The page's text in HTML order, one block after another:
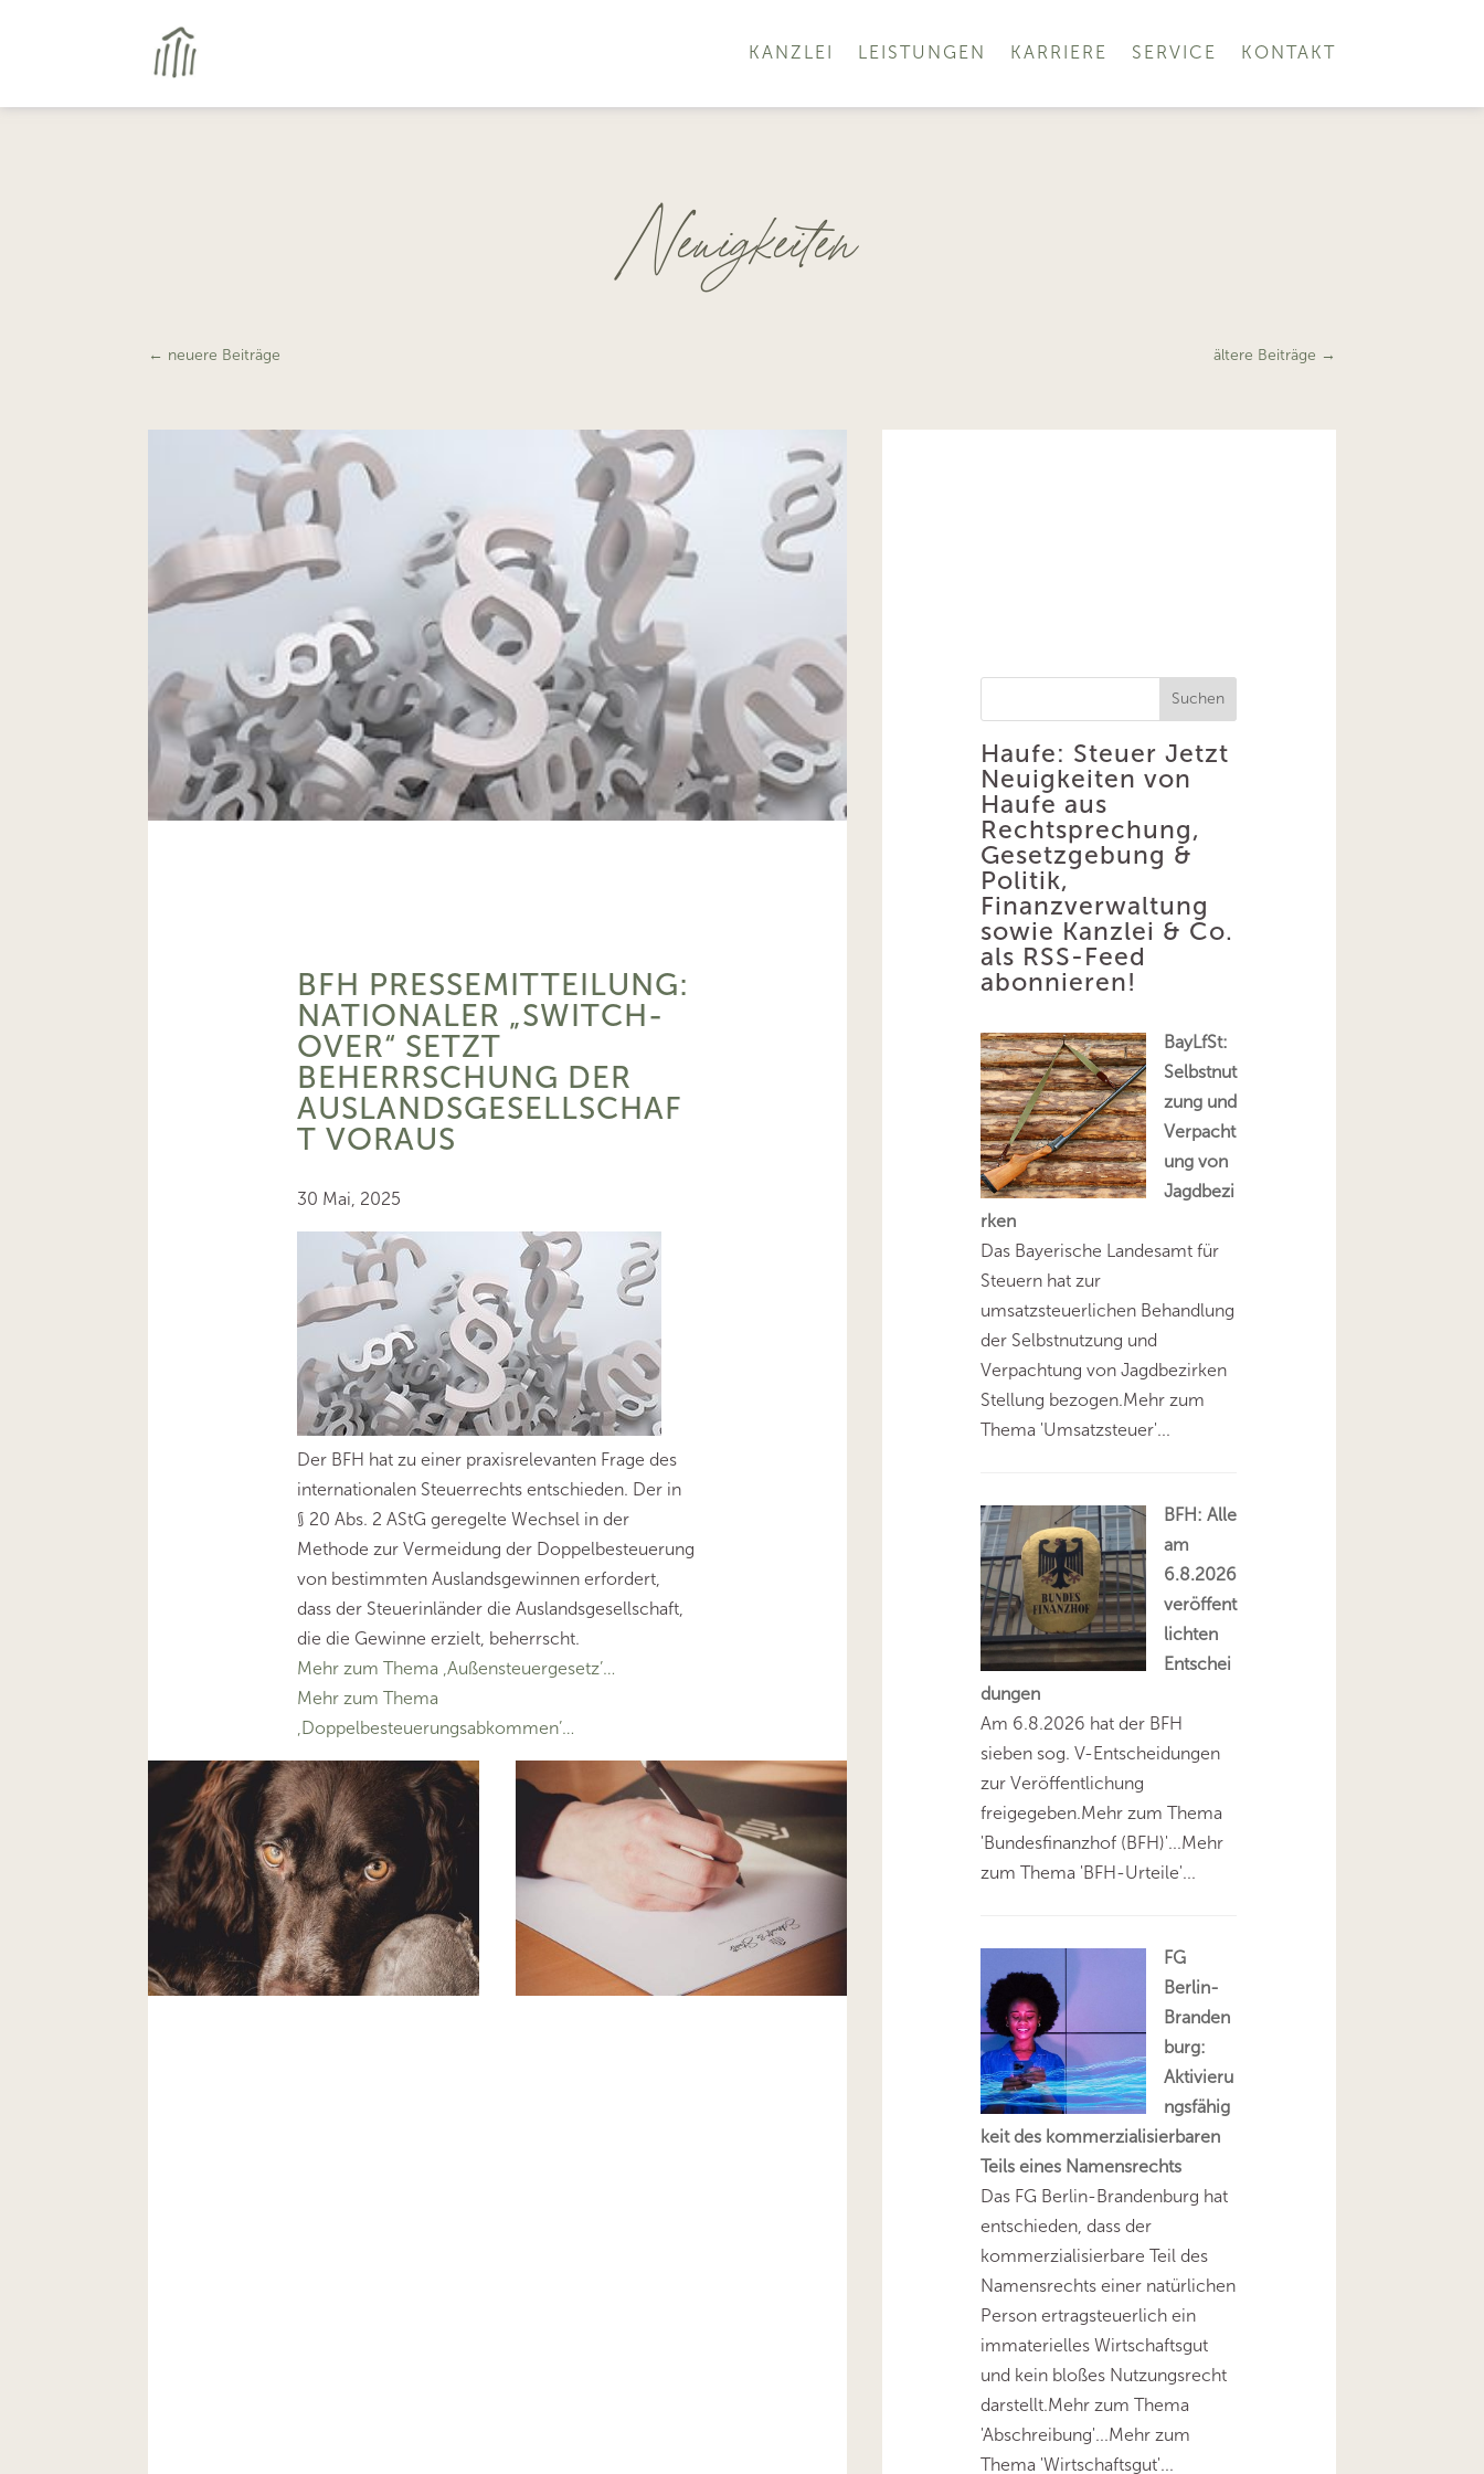
KANZLEI LEISTUNGEN KARRIERE SERVICE KONTAKT
Neuigkeiten
← neuere Beiträge ältere Beiträge →
BFH PRESSEMITTEILUNG:
NATIONALER „SWITCH-
OVER“ SETZT
BEHERRSCHUNG DER
AUSLANDSGESELLSCHAF
T VORAUS
30 Mai, 2025
Der BFH hat zu einer praxisrelevanten Frage des
internationalen Steuerrechts entschieden. Der in
§ 20 Abs. 2 AStG geregelte Wechsel in der
Methode zur Vermeidung der Doppelbesteuerung
von bestimmten Auslandsgewinnen erfordert,
dass der Steuerinländer die Auslandsgesellschaft,
die die Gewinne erzielt, beherrscht.
Mehr zum Thema ‚Außensteuergesetz’…
Mehr zum Thema
‚Doppelbesteuerungsabkommen’…
Suchen
Haufe: Steuer Jetzt
Neuigkeiten von
Haufe aus
Rechtsprechung,
Gesetzgebung &
Politik,
Finanzverwaltung
sowie Kanzlei & Co.
als RSS-Feed
abonnieren!
BayLfSt:
Selbstnut
zung und
Verpacht
ung von
Jagdbezi
rken
Das Bayerische Landesamt für
Steuern hat zur
umsatzsteuerlichen Behandlung
der Selbstnutzung und
Verpachtung von Jagdbezirken
Stellung bezogen.Mehr zum
Thema 'Umsatzsteuer'...
BFH: Alle
am
6.8.2026
veröffent
lichten
Entschei
dungen
Am 6.8.2026 hat der BFH
sieben sog. V-Entscheidungen
zur Veröffentlichung
freigegeben.Mehr zum Thema
'Bundesfinanzhof (BFH)'...Mehr
zum Thema 'BFH-Urteile'...
FG
Berlin-
Branden
burg:
Aktivieru
ngsfähig
keit des kommerzialisierbaren
Teils eines Namensrechts
Das FG Berlin-Brandenburg hat
entschieden, dass der
kommerzialisierbare Teil des
Namensrechts einer natürlichen
Person ertragsteuerlich ein
immaterielles Wirtschaftsgut
und kein bloßes Nutzungsrecht
darstellt.Mehr zum Thema
'Abschreibung'...Mehr zum
Thema 'Wirtschaftsgut'...